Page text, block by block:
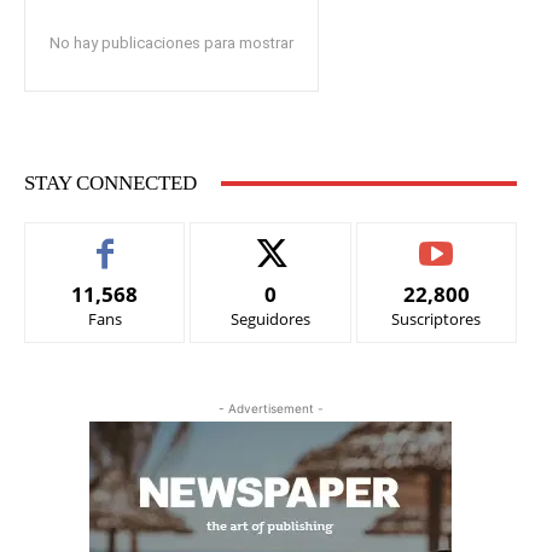
No hay publicaciones para mostrar
STAY CONNECTED
11,568
Fans
0
Seguidores
22,800
Suscriptores
- Advertisement -